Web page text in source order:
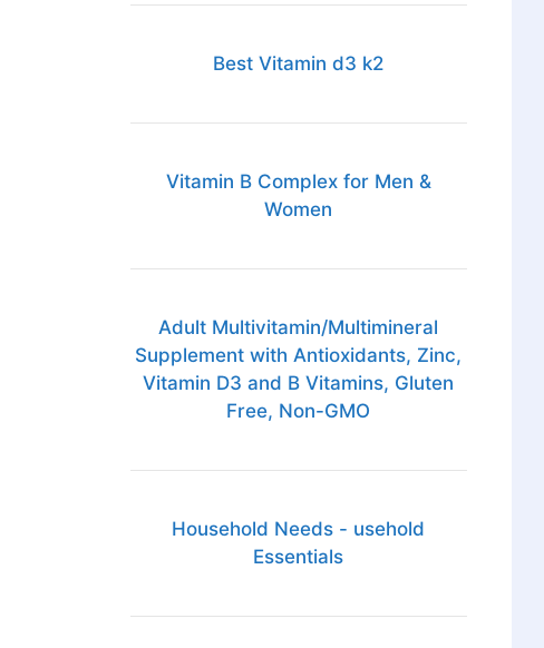
Best Vitamin d3 k2
Vitamin B Complex for Men &
Women
Adult Multivitamin/Multimineral
Supplement with Antioxidants, Zinc,
Vitamin D3 and B Vitamins, Gluten
Free, Non-GMO
Household Needs - usehold
Essentials